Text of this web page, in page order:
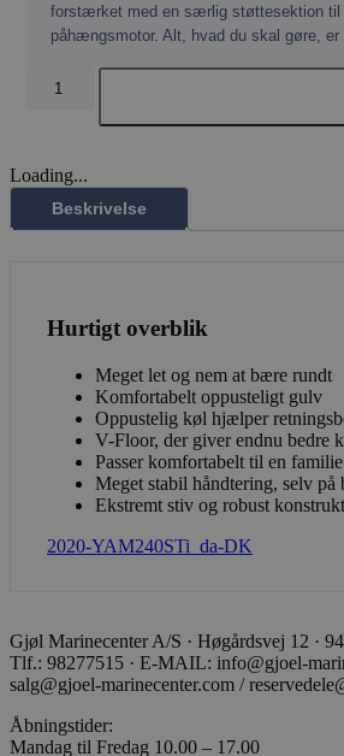
forstærket med en særlig støttesektion til
påhængsmotor. Alt, hvad du skal gøre, er
240AIR
Loading...
Beskrivelse
Hurtigt overblik
Meget let og nem at bære rundt
Komfortabelt oppusteligt gulv
Oppustelig køl hjælper
V-Floor, der giver endnu bedre
Passer komfortabelt til en
Meget stabil håndtering, selv på
Ekstremt stiv og robust
2020-YAM240STi_da-DK
Gjøl Marinecenter A/S · Høgårdsvej 12 ·
Tlf.: 98277515 · E-MAIL: info@gjoel-
salg@gjoel-marinecenter.com /
Åbningstider:
Mandag til Fredag 10.00 – 17.00
CookieScriptConsent
hmt_id
woocommerce_items_in_cart